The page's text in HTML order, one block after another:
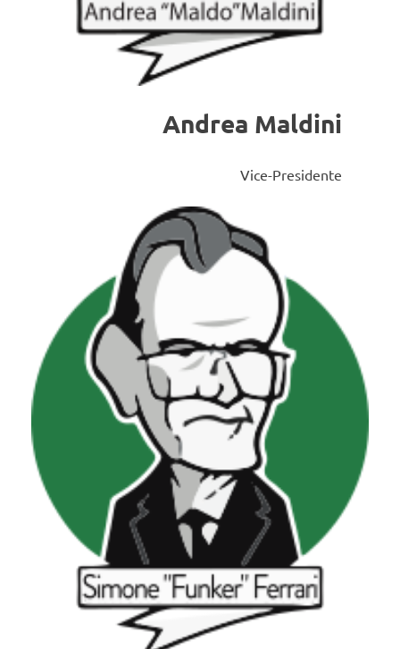
Andrea Maldini
Vice-Presidente